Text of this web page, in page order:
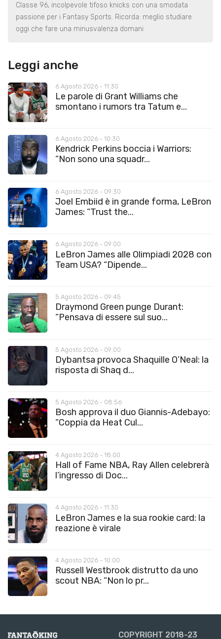
Classe 96, incolpevole tifoso knicks con una smodata
passione per i Fantasy Sports. Ricorda: meglio studiare
oggi che fare una minusvalenza domani
Leggi anche
6 Agosto 2026 - 11:30
Le parole di Grant Williams che
smontano i rumors tra Tatum e...
6 Agosto 2026 - 10:30
Kendrick Perkins boccia i Warriors:
“Non sono una squadr...
6 Agosto 2026 - 09:30
Joel Embiid è in grande forma, LeBron
James: “Trust the...
6 Agosto 2026 - 09:00
LeBron James alle Olimpiadi 2028 con
Team USA? “Dipende...
5 Agosto 2026 - 09:45
Draymond Green punge Durant:
“Pensava di essere sul suo...
5 Agosto 2026 - 09:00
Dybantsa provoca Shaquille O’Neal: la
risposta di Shaq d...
5 Agosto 2026 - 08:56
Bosh approva il duo Giannis-Adebayo:
“Coppia da Heat Cul...
4 Agosto 2026 - 18:00
Hall of Fame NBA, Ray Allen celebrerà
l’ingresso di Doc...
4 Agosto 2026 - 11:30
LeBron James e la sua rookie card: la
reazione è virale
4 Agosto 2026 - 10:00
Russell Westbrook distrutto da uno
scout NBA: “Non lo pr...
COPYRIGHT 2018-23